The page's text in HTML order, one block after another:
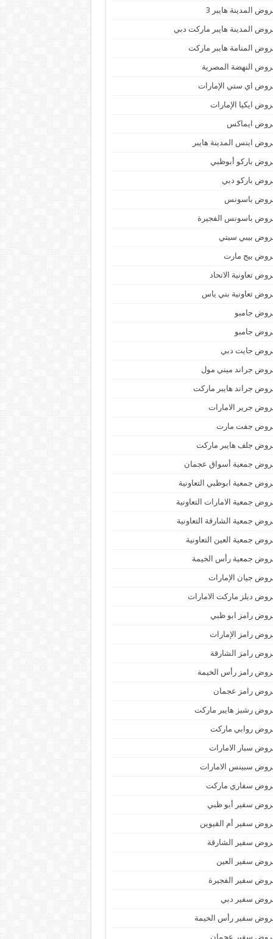
المدينة هايبر 3
المدينة هايبر ماركت دبي
المنامة هايبر ماركت
النهضة المصرية
اي ستي الإمارات
ايكيا الإمارات
ايماكس
اينس المدينة هايبر
باركو أبوظبي
باركو دبي
باسونس
باسونس الفجيرة
بيبي سيتي
بيج مارت
تعاونية الاتحاد
تعاونية بني ياس
جامبو
جامبو
جايت دبي
جراند ميني مول
جراند هايبر ماركت
جرير الامارات
جفت مارت
جلف هايبر ماركت
جمعية أسواق عجمان
جمعية ابوظبي التعاونية
جمعية الامارات التعاونية
جمعية الشارقة التعاونية
جمعية العين التعاونية
جمعية رأس الخيمة
جيان الإمارات
ديلز ماركت الامارات
رامز ابو ظبي
رامز الإمارات
رامز الشارقة
رامز رأس الخيمة
رامز عجمان
رشيز هايبر ماركت
روابي ماركت
سبار الامارات
سبينس الامارات
سفاري ماركت
سفير أبو ظبي
سفير أم القيوين
سفير الشارقة
سفير العين
سفير الفجيرة
سفير دبي
سفير رأس الخيمة
سفير عجمان